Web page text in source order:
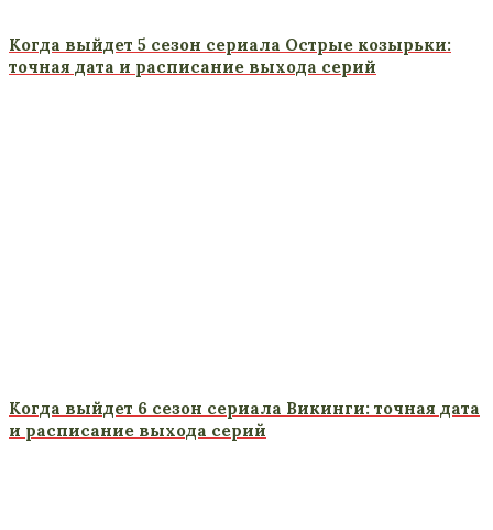
Когда выйдет 5 сезон сериала Острые козырьки:
точная дата и расписание выхода серий
Когда выйдет 6 сезон сериала Викинги: точная дата
и расписание выхода серий